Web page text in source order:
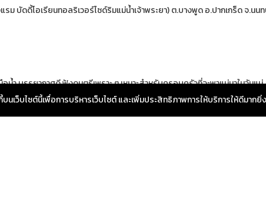
ม บัดดี้โอเรียนทอลริเวอร์ไซด์ริมแม่น้ำเจ้าพระยา) ต.บางพูด อ.ปากเกร็ด จ.นน
ำ บรรยากาศดี ฟังดนตรีเพราะ ๆ เหมาะสำหรับครอบครัวที่จะพาแม่มาในวันแ
ลางคืนนั่งชมแสงสีเสียง ลมพัดชิลล์ ๆ ทางร้านขอแนะนำ ต้มยำกุ้งร้อน ๆ หม้อ
เว็บไซต์นี้เพื่อการบริหารเว็บไซต์ และเพิ่มประสิทธิภาพการให้บริการให้ดีมากยิ่